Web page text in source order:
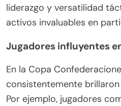
liderazgo y versatilidad
activos invaluables en
Jugadores influyentes
En la Copa
consistentemente
Por ejemplo, jugadores